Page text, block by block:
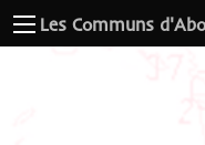
Les Communs